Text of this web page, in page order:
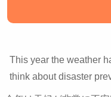
This year the weather
think about disaster